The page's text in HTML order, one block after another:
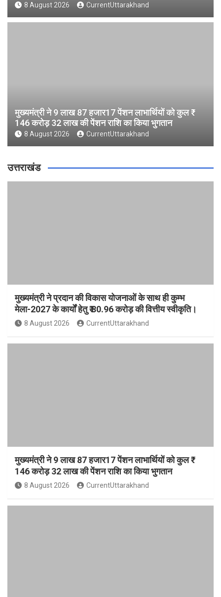
8 August 2026 CurrentUttarakhand
मुख्यमंत्री ने 9 लाख 87 हजार17 पेंशन लाभार्थियों को कुल ₹
146 करोड़ 32 लाख की पेंशन राशि का किया भुगतान
8 August 2026 CurrentUttarakhand
उत्तराखंड
मुख्यमंत्री ने प्रदान की विकास योजनाओं के साथ ही कुम्भ
मेला-2027 के कार्यों हेतु ₹ 80.96 करोड़ की वित्तीय स्वीकृति।
8 August 2026 CurrentUttarakhand
मुख्यमंत्री ने 9 लाख 87 हजार17 पेंशन लाभार्थियों को कुल ₹
146 करोड़ 32 लाख की पेंशन राशि का किया भुगतान
8 August 2026 CurrentUttarakhand